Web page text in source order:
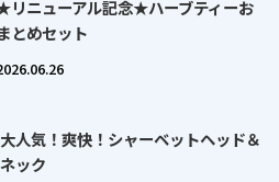
リニューアル記念★ハーブティーお
とめセット
大人気！爽快！シャーベットヘッド＆
ネック